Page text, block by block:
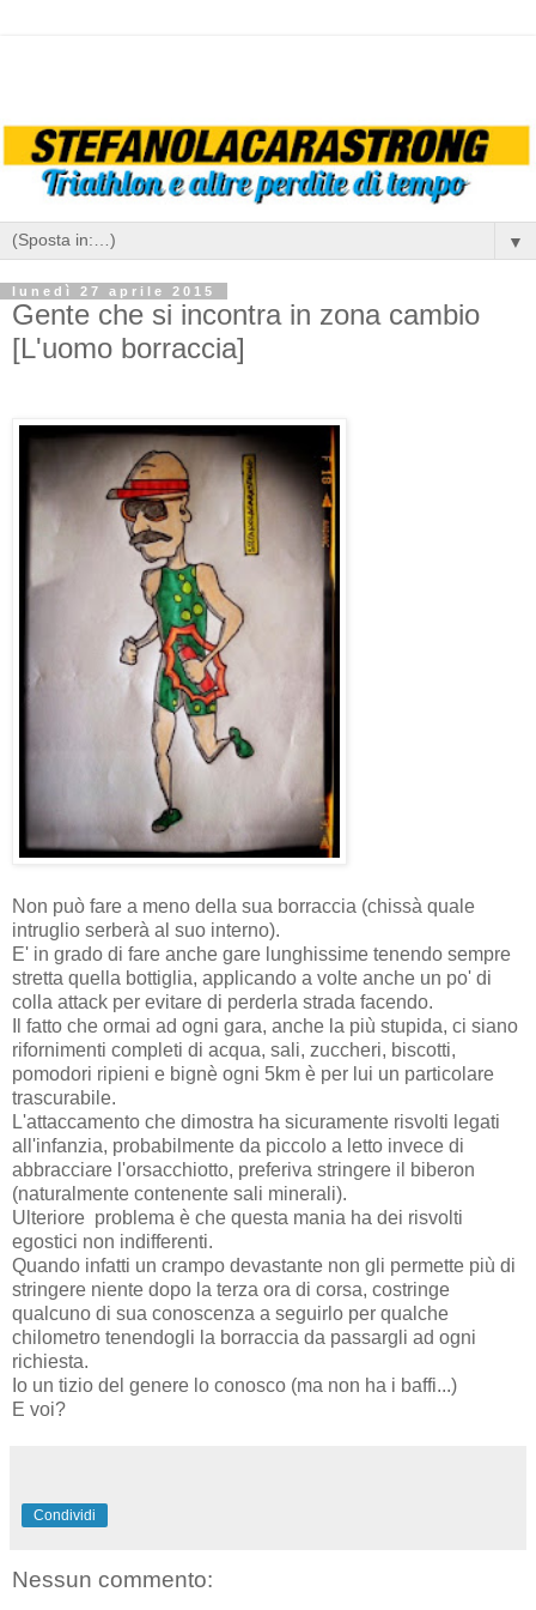
▼
lunedì 27 aprile 2015
Gente che si incontra in zona cambio
[L'uomo borraccia]
Non può fare a meno della sua borraccia (chissà quale
intruglio serberà al suo interno).
E' in grado di fare anche gare lunghissime tenendo sempre
stretta quella bottiglia, applicando a volte anche un po' di
colla attack per evitare di perderla strada facendo.
Il fatto che ormai ad ogni gara, anche la più stupida, ci siano
rifornimenti completi di acqua, sali, zuccheri, biscotti,
pomodori ripieni e bignè ogni 5km è per lui un particolare
trascurabile.
L'attaccamento che dimostra ha sicuramente risvolti legati
all'infanzia, probabilmente da piccolo a letto invece di
abbracciare l'orsacchiotto, preferiva stringere il biberon
(naturalmente contenente sali minerali).
Ulteriore problema è che questa mania ha dei risvolti
egostici non indifferenti.
Quando infatti un crampo devastante non gli permette più di
stringere niente dopo la terza ora di corsa, costringe
qualcuno di sua conoscenza a seguirlo per qualche
chilometro tenendogli la borraccia da passargli ad ogni
richiesta.
Io un tizio del genere lo conosco (ma non ha i baffi...)
E voi?
Condividi
Nessun commento: